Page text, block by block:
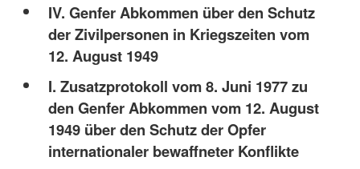
IV. Genfer Abkommen über den Schutz
der Zivilpersonen in Kriegszeiten vom
12. August 1949
I. Zusatzprotokoll vom 8. Juni 1977 zu
den Genfer Abkommen vom 12. August
1949 über den Schutz der Opfer
internationaler bewaffneter Konflikte